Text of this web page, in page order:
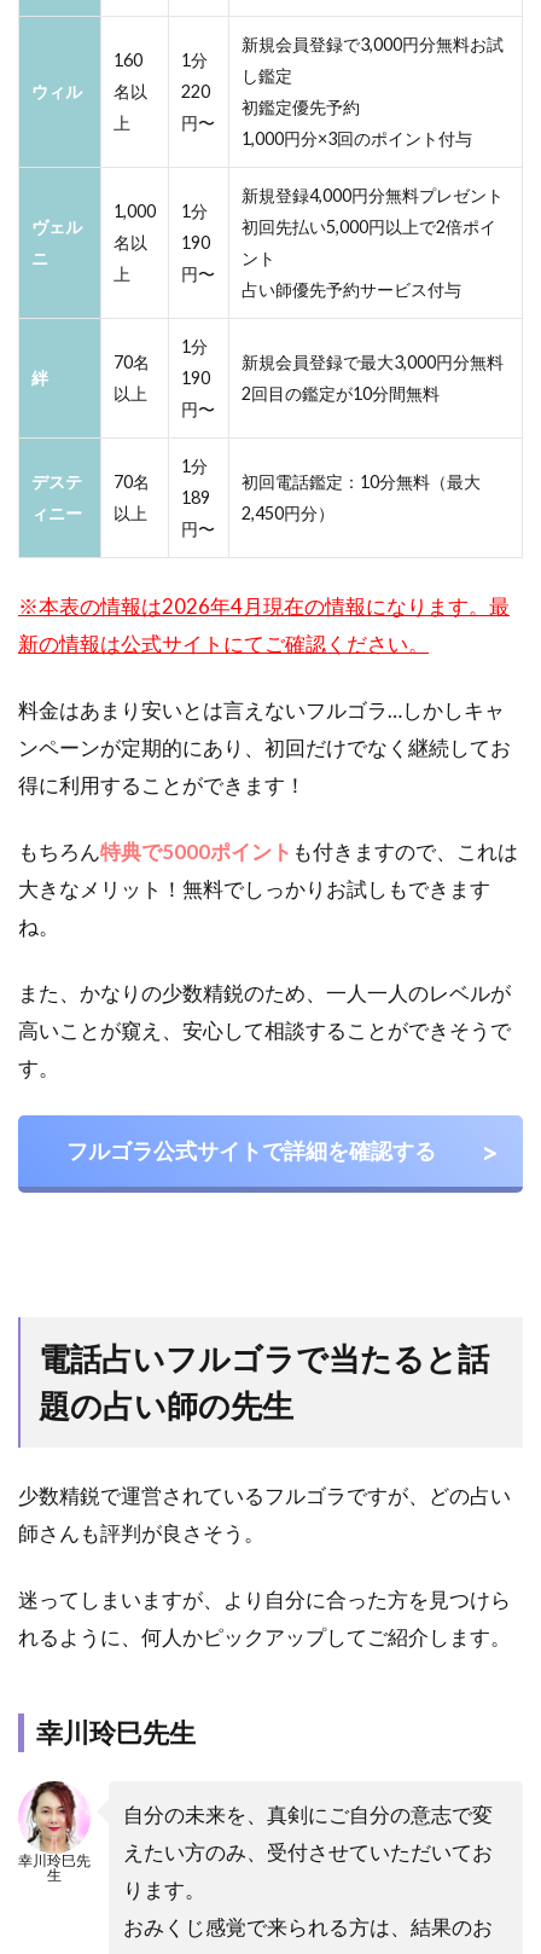
ウィル
160
名以
上
1分
220
円〜
新規会員登録で3,000円分無料お試
し鑑定
初鑑定優先予約
1,000円分×3回のポイント付与
ヴェル
ニ
1,000
名以
上
1分
190
円〜
新規登録4,000円分無料プレゼント
初回先払い5,000円以上で2倍ポイ
ント
占い師優先予約サービス付与
絆
70名
以上
1分
190
円〜
新規会員登録で最大3,000円分無料
2回目の鑑定が10分間無料
デステ
ィニー
70名
以上
1分
189
円〜
初回電話鑑定：10分無料（最大
2,450円分）
※本表の情報は2026年4月現在の情報になります。最
新の情報は公式サイトにてご確認ください。
料金はあまり安いとは言えないフルゴラ…しかしキャ
ンペーンが定期的にあり、初回だけでなく継続してお
得に利用することができます！
もちろん特典で5000ポイント も付きますので、これは
大きなメリット！無料でしっかりお試しもできます
ね。
また、かなりの少数精鋭のため、一人一人のレベルが
高いことが窺え、安心して相談することができそうで
す。
フルゴラ公式サイトで詳細を確認する
電話占いフルゴラで当たると話
題の占い師の先生
少数精鋭で運営されているフルゴラですが、どの占い
師さんも評判が良さそう。
迷ってしまいますが、より自分に合った方を見つけら
れるように、何人かピックアップしてご紹介します。
幸川玲巳先生
幸川玲巳先
生
自分の未来を、真剣にご自分の意志で変
えたい方のみ、受付させていただいてお
ります。
おみくじ感覚で来られる方は、結果のお